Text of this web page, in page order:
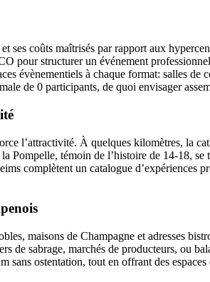
ses coûts maîtrisés par rapport aux
pour structurer un événement
évènementiels à chaque format: salles
de 0 participants, de quoi envisager
l’attractivité. À quelques kilomètres, la
Pompelle, témoin de l’histoire de 14‑18,
complètent un catalogue
maisons de Champagne et adresses
de sabrage, marchés de producteurs, ou
ostentation, tout en offrant des